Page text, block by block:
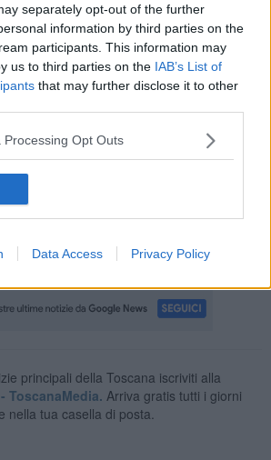
separately opt-out of the further
information by third parties on the
participants. This information may
us to third parties on the IAB’s List of
that may further disclose it to other
Processing Opt Outs
Data Access Privacy Policy
del reparto di terapia intensiva non
i parenti è statoun modo per sostenerla e
a distanza, nella speranza della
Giaccherini se ne è andata cedendo al
un messaggio di cordoglio sui social: "È
persona cara a tanti terranuovesi”ha
principali della Toscana iscriviti alla
ToscanaMedia. Arriva gratis tutti i giorni
nella tua casella di posta.